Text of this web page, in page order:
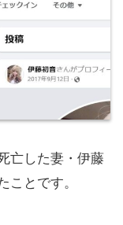
亡した妻・伊藤
ことです。